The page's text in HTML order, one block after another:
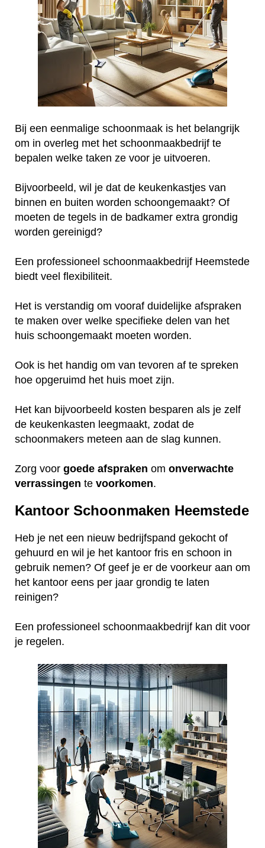
Bij een eenmalige schoonmaak is het belangrijk
om in overleg met het schoonmaakbedrijf te
bepalen welke taken ze voor je uitvoeren.
Bijvoorbeeld, wil je dat de keukenkastjes van
binnen en buiten worden schoongemaakt? Of
moeten de tegels in de badkamer extra grondig
worden gereinigd?
Een professioneel schoonmaakbedrijf Heemstede
biedt veel flexibiliteit.
Het is verstandig om vooraf duidelijke afspraken
te maken over welke specifieke delen van het
huis schoongemaakt moeten worden.
Ook is het handig om van tevoren af te spreken
hoe opgeruimd het huis moet zijn.
Het kan bijvoorbeeld kosten besparen als je zelf
de keukenkasten leegmaakt, zodat de
schoonmakers meteen aan de slag kunnen.
Zorg voor goede afspraken om onverwachte
verrassingen te voorkomen.
Kantoor Schoonmaken Heemstede
Heb je net een nieuw bedrijfspand gekocht of
gehuurd en wil je het kantoor fris en schoon in
gebruik nemen? Of geef je er de voorkeur aan om
het kantoor eens per jaar grondig te laten
reinigen?
Een professioneel schoonmaakbedrijf kan dit voor
je regelen.